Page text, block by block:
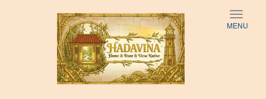
Toggle
MENU